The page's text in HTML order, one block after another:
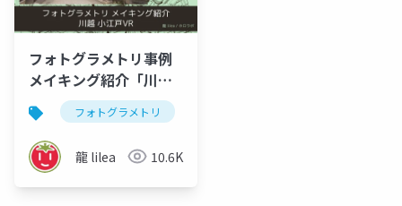
フォトグラメトリ事例
メイキング紹介「川越
小江戸VR」フォトグラメトリ
龍 lilea 10.6K